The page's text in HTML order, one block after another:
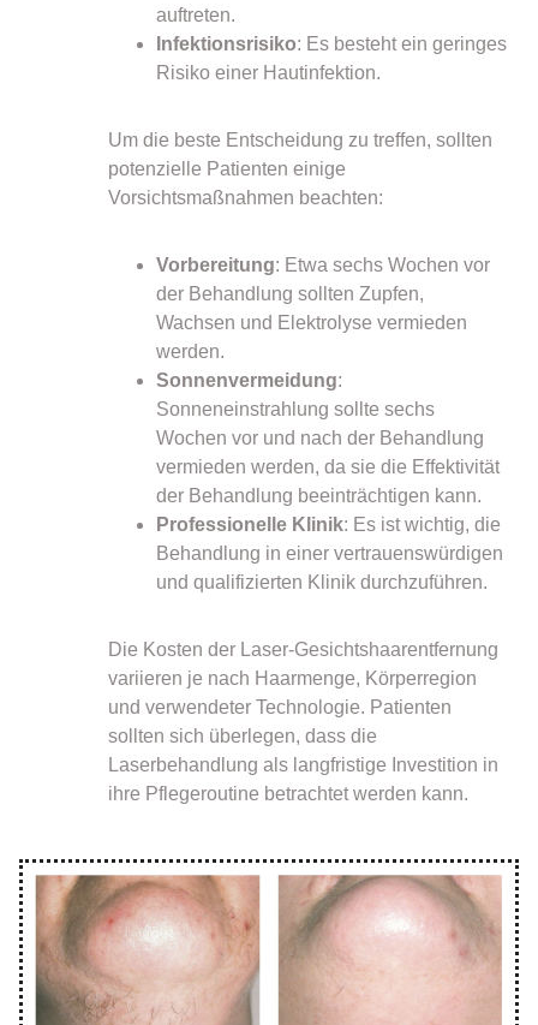
auftreten.
Infektionsrisiko: Es besteht ein geringes
Risiko einer Hautinfektion.
Um die beste Entscheidung zu treffen, sollten
potenzielle Patienten einige
Vorsichtsmaßnahmen beachten:
Vorbereitung: Etwa sechs Wochen vor
der Behandlung sollten Zupfen,
Wachsen und Elektrolyse vermieden
werden.
Sonnenvermeidung:
Sonneneinstrahlung sollte sechs
Wochen vor und nach der Behandlung
vermieden werden, da sie die Effektivität
der Behandlung beeinträchtigen kann.
Professionelle Klinik: Es ist wichtig, die
Behandlung in einer vertrauenswürdigen
und qualifizierten Klinik durchzuführen.
Die Kosten der Laser-Gesichtshaarentfernung
variieren je nach Haarmenge, Körperregion
und verwendeter Technologie. Patienten
sollten sich überlegen, dass die
Laserbehandlung als langfristige Investition in
ihre Pflegeroutine betrachtet werden kann.